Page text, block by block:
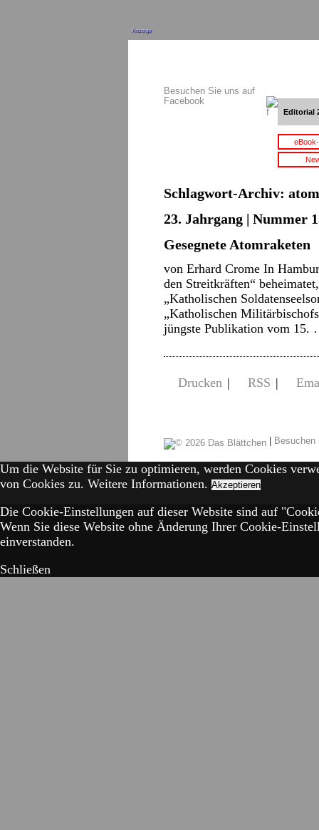
Anzeige
Besuchen Sie uns auf
Facebook
Editorial
Schlagwort-Archiv:
23. Jahrgang | Nummer
Gesegnete Atomraketen
von Erhard Crome In
den Streitkräften“
„Katholischen
„Katholischen
jüngste Publikation vom
Drucken | RSS |
|
Um die Website für Sie zu optimieren, werden Cookies
von Cookies zu. Weitere Informationen. Akzeptieren
Die Cookie-Einstellungen auf dieser Website sind auf
Wenn Sie diese Website ohne Änderung Ihrer Cookie-
einverstanden.
Schließen